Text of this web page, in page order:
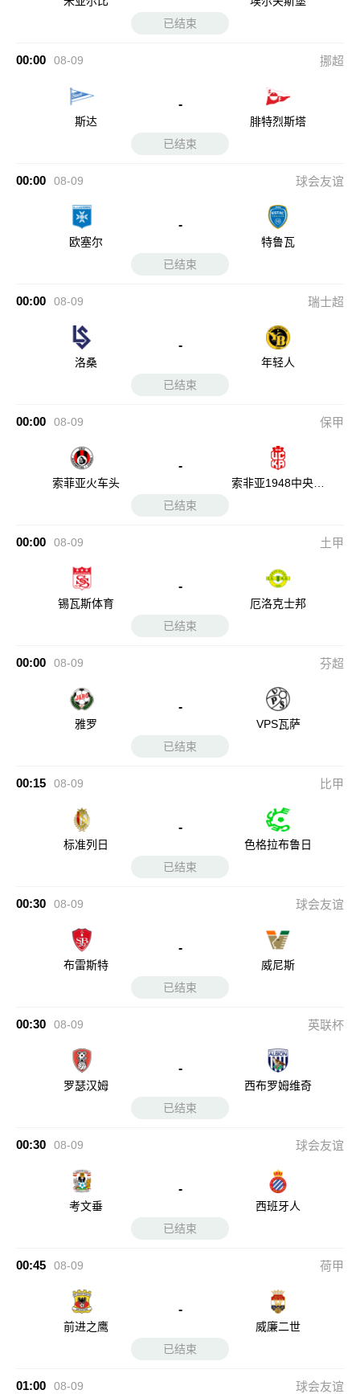
已结束
00:00 08-09 挪超
斯达
-
腓特烈斯塔
已结束
00:00 08-09 球会友谊
欧塞尔
-
特鲁瓦
已结束
00:00 08-09 瑞士超
洛桑
-
年轻人
已结束
00:00 08-09 保甲
索菲亚火车头
-
索非亚1948中央陆
已结束
00:00 08-09 土甲
锡瓦斯体育
-
厄洛克士邦
已结束
00:00 08-09 芬超
雅罗
-
VPS瓦萨
已结束
00:15 08-09 比甲
标准列日
-
色格拉布鲁日
已结束
00:30 08-09 球会友谊
布雷斯特
-
威尼斯
已结束
00:30 08-09 英联杯
罗瑟汉姆
-
西布罗姆维奇
已结束
00:30 08-09 球会友谊
考文垂
-
西班牙人
已结束
00:45 08-09 荷甲
前进之鹰
-
威廉二世
已结束
01:00 08-09 球会友谊